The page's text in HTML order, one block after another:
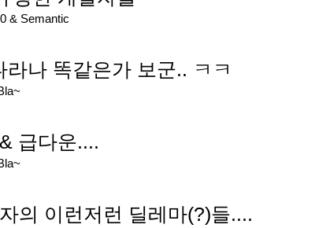
& Semantic
나 똑같은가 보군.. ㅋㅋ
급다운....
의 이런저런 딜레마(?)들....